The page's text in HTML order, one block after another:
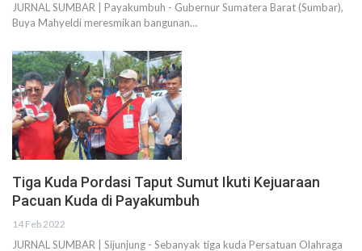
JURNAL SUMBAR | Payakumbuh - Gubernur Sumatera Barat (Sumbar),
Buya Mahyeldi meresmikan bangunan…
Tiga Kuda Pordasi Taput Sumut Ikuti Kejuaraan
Pacuan Kuda di Payakumbuh
14 Feb 2022
JURNAL SUMBAR | Sijunjung - Sebanyak tiga kuda Persatuan Olahraga